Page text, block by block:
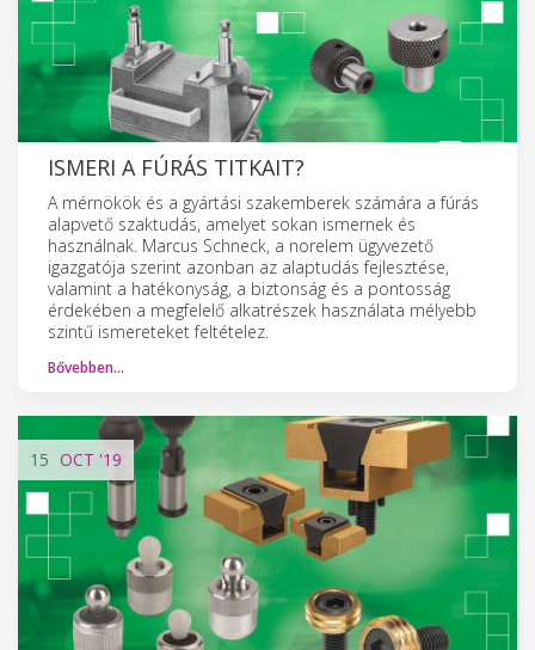
ISMERI A FÚRÁS TITKAIT?
A mérnökök és a gyártási szakemberek számára a fúrás
alapvető szaktudás, amelyet sokan ismernek és
használnak. Marcus Schneck, a norelem ügyvezető
igazgatója szerint azonban az alaptudás fejlesztése,
valamint a hatékonyság, a biztonság és a pontosság
érdekében a megfelelő alkatrészek használata mélyebb
szintű ismereteket feltételez.
Bővebben…
15 OCT '19